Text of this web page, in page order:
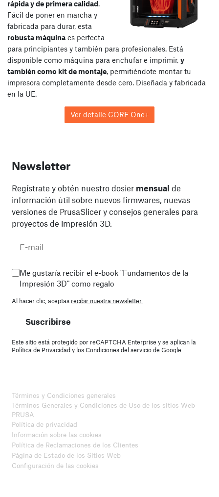
rápida y de primera calidad.
Fácil de poner en marcha y
fabricada para durar, esta
robusta máquina es perfecta
para principiantes y también para profesionales. Está
disponible como máquina para enchufar e imprimir, y
también como kit de montaje, permitiéndote montar tu
impresora completamente desde cero. Diseñada y fabricada
en la UE.
Ver detalle CORE One+
Newsletter
Regístrate y obtén nuestro dosier mensual de
información útil sobre nuevos firmwares, nuevas
versiones de PrusaSlicer y consejos generales para
proyectos de impresión 3D.
Me gustaría recibir el e-book "Fundamentos de la
Impresión 3D" como regalo
Al hacer clic, aceptas recibir nuestra newsletter.
Suscribirse
Este sitio está protegido por reCAPTCHA Enterprise y se aplican la
Política de Privacidady losCondiciones del serviciode Google.
Términos y Condiciones generales
Términos Generales y Condiciones de Uso de los sitios Web
PRUSA
Política de privacidad
Información sobre las cookies
Política de Reclamaciones de los Clientes
Página de Estado de los Sitios Web
Configuración de las cookies